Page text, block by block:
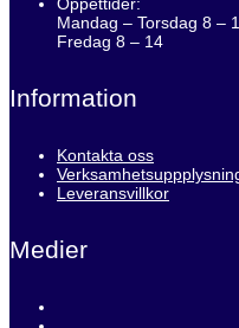
Mandag – Torsdag 8 –
Fredag 8 – 14
Information
Kontakta oss
Leveransvillkor
Medier